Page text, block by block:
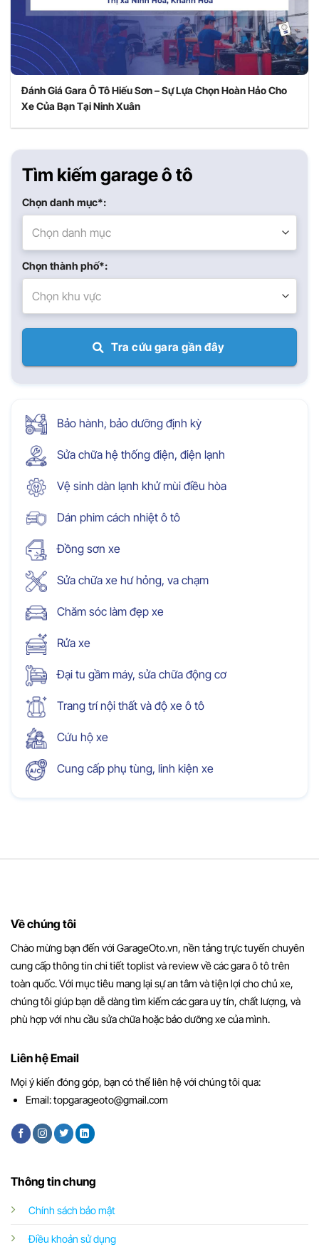
Đánh Giá Gara Ô Tô Hiếu Sơn – Sự Lựa Chọn Hoàn Hảo Cho
Xe Của Bạn Tại Ninh Xuân
Tìm kiếm garage ô tô
Chọn danh mục*:
Chọn danh mục
Chọn thành phố*:
Chọn khu vực
Tra cứu gara gần đây
Bảo hành, bảo dưỡng định kỳ
Sửa chữa hệ thống điện, điện lạnh
Vệ sinh dàn lạnh khử mùi điều hòa
Dán phim cách nhiệt ô tô
Đồng sơn xe
Sửa chữa xe hư hỏng, va chạm
Chăm sóc làm đẹp xe
Rửa xe
Đại tu gầm máy, sửa chữa động cơ
Trang trí nội thất và độ xe ô tô
Cứu hộ xe
Cung cấp phụ tùng, linh kiện xe
Về chúng tôi
Chào mừng bạn đến với GarageOto.vn, nền tảng trực tuyến chuyên
cung cấp thông tin chi tiết toplist và review về các gara ô tô trên
toàn quốc. Với mục tiêu mang lại sự an tâm và tiện lợi cho chủ xe,
chúng tôi giúp bạn dễ dàng tìm kiếm các gara uy tín, chất lượng, và
phù hợp với nhu cầu sửa chữa hoặc bảo dưỡng xe của mình.
Thông tin chung
Chính sách bảo mật
Điều khoản sử dụng
Liên hệ Email
Mọi ý kiến đóng góp, bạn có thể liên hệ với chúng tôi qua:
Email:topgarageoto@gmail.com